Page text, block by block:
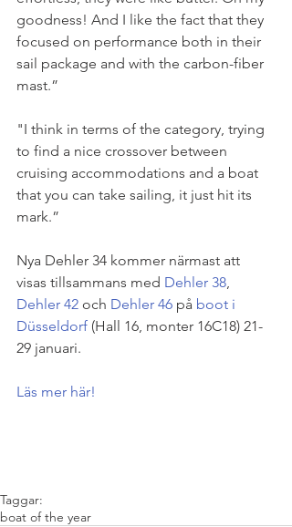
goodness! And I like the fact that they
focused on performance both in their
sail package and with the ­carbon-fiber
mast.”
"I think in terms of the category, trying
to find a nice crossover between
cruising accommodations and a boat
that you can take sailing, it just hit its
mark.”
Nya Dehler 34 kommer närmast att
visas tillsammans med Dehler 38,
Dehler 42 och Dehler 46 på boot i
Düsseldorf (Hall 16, monter 16C18) 21-
29 januari.
Läs mer här!
Taggar:
boat of the year